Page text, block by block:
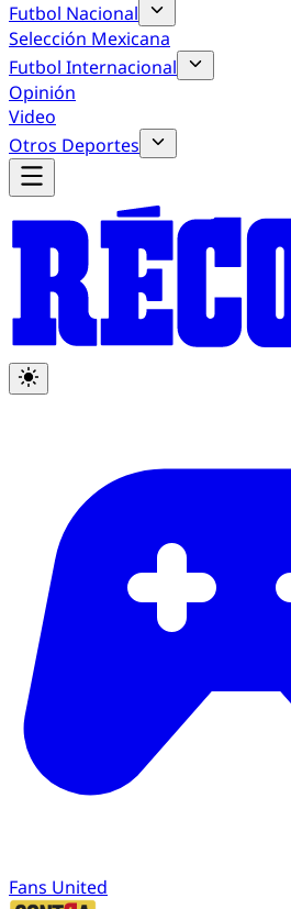
Futbol Nacional
Selección Mexicana
Futbol Internacional
Opinión
Video
Otros Deportes
Fans United